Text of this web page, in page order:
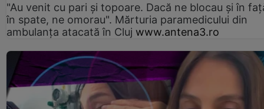
"Au venit cu pari și topoare. Dacă ne blocau şi în
în spate, ne omorau". Mărturia paramedicului din
ambulanţa atacată în Cluj www.antena3.ro